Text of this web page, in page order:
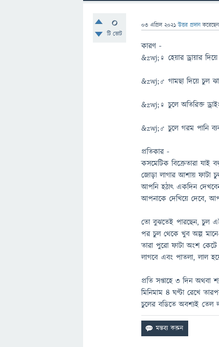
0
টি ভোট
03 এপ্রিল 2021 উত্তর প্রদান
কারণ -
&zwj;♀️ হেয়ার ড্রায়ার
&zwj;♂️ গামছা দিয়ে চুল
&zwj;♀️ চুলে অতিরিক্ত
&zwj;♂️ চুলে গরম পানি
প্রতিকার -
কসমেটিক বিক্রেতারা
জোড়া লাগার আশায় ফাটা
আপনি হঠাৎ একদিন
আপনাকে দেখিয়ে দেবে,
তো বুঝতেই পারছেন, চুল
পর চুল থেকে খুব অল্প
তারা পুরো ফাটা অংশ
লাগবে এবং পাতলা, লাল
প্রতি সপ্তাহে ৩ দিন
মিনিমাম ৪ ঘণ্টা রেখে
চুলের বডিতে অবশ্যই তেল